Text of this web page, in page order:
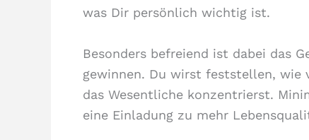
was Dir persönlich wichtig ist.
Besonders befreiend ist dabei das
gewinnen. Du wirst feststellen, wie
das Wesentliche konzentrierst.
eine Einladung zu mehr